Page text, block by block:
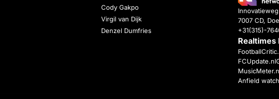
Cody Gakpo
Virgil van Dijk
Denzel Dumfries
7007 CD,
+31(315)-
FCUpdate.nl
Anfield watch